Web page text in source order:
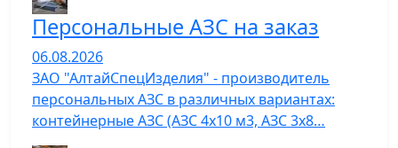
Персональные АЗС на заказ
06.08.2026
ЗАО "АлтайСпецИзделия" - производитель
персональных АЗС в различных вариантах:
контейнерные АЗС (АЗС 4х10 м3, АЗС 3х8…